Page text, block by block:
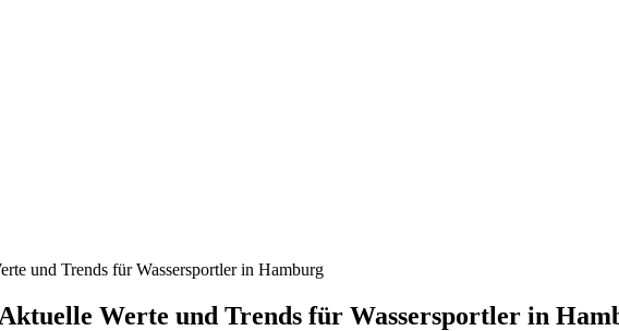
und Trends für Wassersportler in Hamburg
Werte und Trends für Wassersportler in